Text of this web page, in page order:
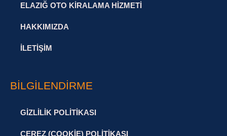
ELAZIĞ OTO KIRALAMA HIZMETI
HAKKIMIZDA
İLETIŞIM
BILGILENDIRME
GIZLILIK POLITIKASI
ÇEREZ (COOKIE) POLITIKASI